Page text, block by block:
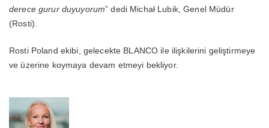
derece gurur duyuyorum” dedi Michał Lubik, Genel Müdür
(Rosti).
Rosti Poland ekibi, gelecekte BLANCO ile ilişkilerini geliştirmeye
ve üzerine koymaya devam etmeyi bekliyor.